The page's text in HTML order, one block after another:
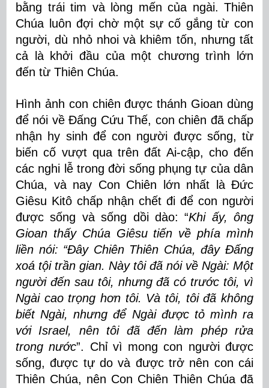
bằng trái tim và lòng mến của ngài. Thiên
Chúa luôn đợi chờ một sự cố gắng từ con
người, dù nhỏ nhoi và khiêm tốn, nhưng tất
cả là khởi đầu của một chương trình lớn
đến từ Thiên Chúa.
Hình ảnh con chiên được thánh Gioan dùng
để nói về Đấng Cứu Thế, con chiên đã chấp
nhận hy sinh để con người được sống, từ
biến cố vượt qua trên đất Ai-cập, cho đến
các nghi lễ trong đời sống phụng tự của dân
Chúa, và nay Con Chiên lớn nhất là Đức
Giêsu Kitô chấp nhận chết đi để con người
được sống và sống dồi dào: “Khi ấy, ông
Gioan thấy Chúa Giêsu tiến về phía mình
liền nói: “Ðây Chiên Thiên Chúa, đây Ðấng
xoá tội trần gian. Này tôi đã nói về Ngài: Một
người đến sau tôi, nhưng đã có trước tôi, vì
Ngài cao trọng hơn tôi. Và tôi, tôi đã không
biết Ngài, nhưng để Ngài được tỏ mình ra
với Israel, nên tôi đã đến làm phép rửa
trong nước”. Chỉ vì mong con người được
sống, được tự do và được trở nên con cái
Thiên Chúa, nên Con Chiên Thiên Chúa đã